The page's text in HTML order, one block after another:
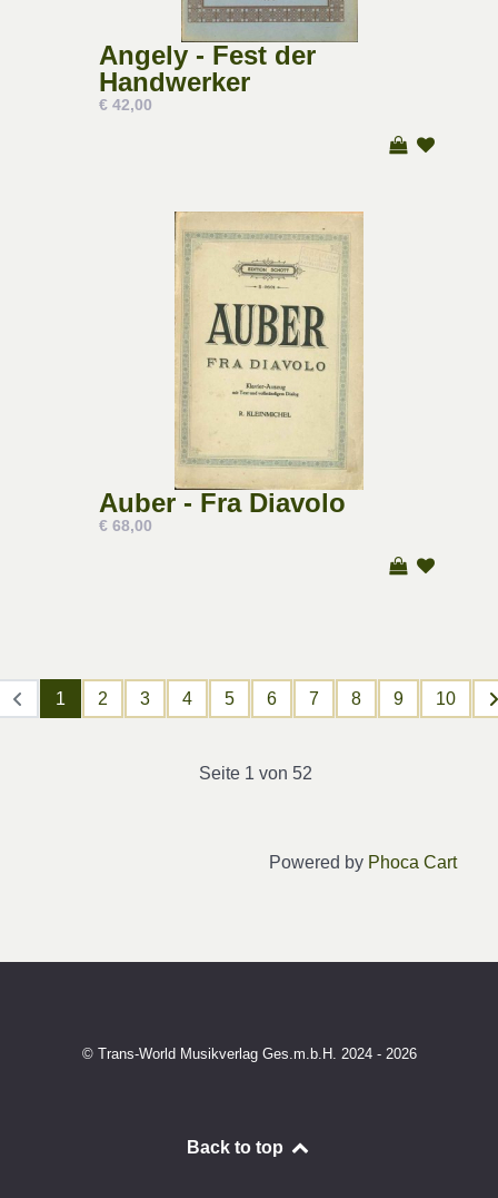
Angely - Fest der
Handwerker
€ 42,00
Auber - Fra Diavolo
€ 68,00
1 2 3 4 5 6 7 8 9 10
Seite 1 von 52
Powered by Phoca Cart
© Trans-World Musikverlag Ges.m.b.H. 2024 - 2026
Back to top